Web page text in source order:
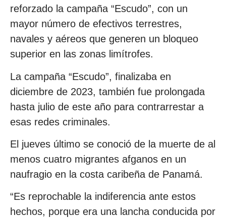
reforzado la campaña “Escudo”, con un
mayor número de efectivos terrestres,
navales y aéreos que generen un bloqueo
superior en las zonas limítrofes.
La campaña “Escudo”, finalizaba en
diciembre de 2023, también fue prolongada
hasta julio de este año para contrarrestar a
esas redes criminales.
El jueves último se conoció de la muerte de al
menos cuatro migrantes afganos en un
naufragio en la costa caribeña de Panamá.
“Es reprochable la indiferencia ante estos
hechos, porque era una lancha conducida por